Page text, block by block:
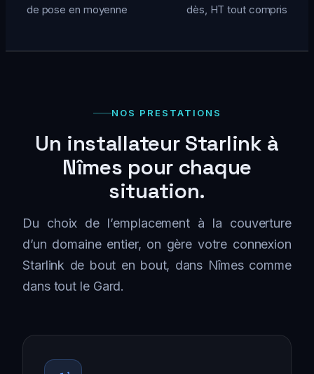
de pose en moyenne dès, HT tout compris
NOS PRESTATIONS
Un installateur Starlink à
Nîmes pour chaque
situation.
Du choix de l’emplacement à la couverture
d’un domaine entier, on gère votre connexion
Starlink de bout en bout, dans Nîmes comme
dans tout le Gard.